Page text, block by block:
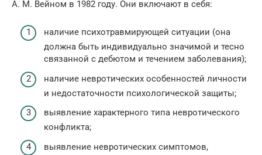
А. М. Вейном в 1982 году. Они включают в себя:
наличие психотравмирующей ситуации (она
должна быть индивидуально значимой и тесно
связанной с дебютом и течением заболевания);
наличие невротических особенностей личности
и недостаточности психологической защиты;
выявление характерного типа невротического
конфликта;
выявление невротических симптомов,